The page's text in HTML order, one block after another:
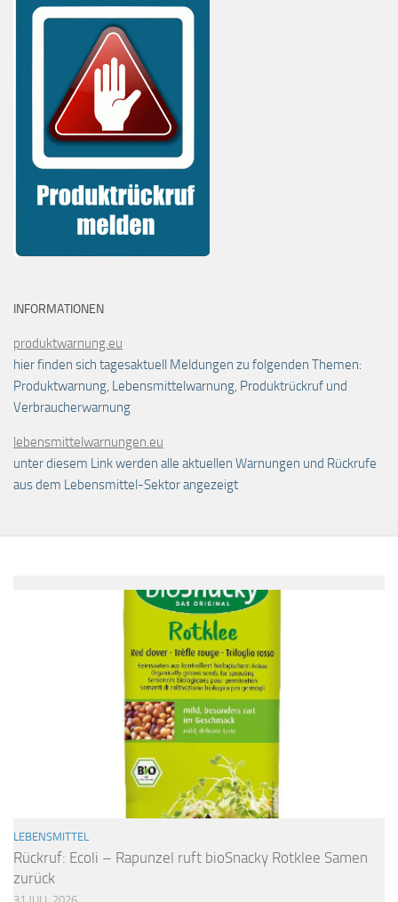
INFORMATIONEN
produktwarnung.eu
hier finden sich tagesaktuell Meldungen zu folgenden Themen:
Produktwarnung, Lebensmittelwarnung, Produktrückruf und
Verbraucherwarnung
lebensmittelwarnungen.eu
unter diesem Link werden alle aktuellen Warnungen und Rückrufe
aus dem Lebensmittel-Sektor angezeigt
LEBENSMITTEL
Rückruf: Ecoli – Rapunzel ruft bioSnacky Rotklee Samen
zurück